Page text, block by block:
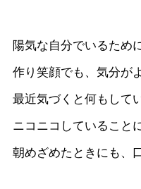
陽気な自分でいるため
作り笑顔でも、気分が
最近気づくと何もして
ニコニコしていること
朝めざめたときにも、